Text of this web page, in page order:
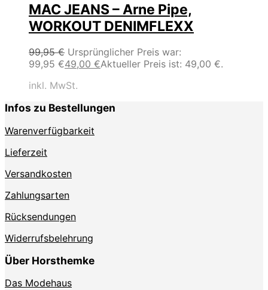
MAC JEANS – Arne Pipe,
WORKOUT DENIMFLEXX
99,95€ Ursprünglicher Preis war:
99,95 €49,00 €Aktueller Preis ist: 49,00 €.
inkl. MwSt.
Infos zu Bestellungen
Warenverfügbarkeit
Lieferzeit
Versandkosten
Zahlungsarten
Rücksendungen
Widerrufsbelehrung
Über Horsthemke
Das Modehaus